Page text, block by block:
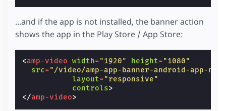
...and if the app is not installed, the banner action
shows the app in the Play Store / App Store:
<amp-video width="1920" height="1080"
src="/video/amp-app-banner-android-app-
layout="responsive"
controls>
</amp-video>